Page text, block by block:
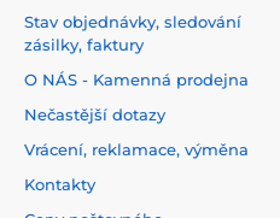
Stav objednávky, sledování
zásilky, faktury
O NÁS - Kamenná prodejna
Nečastější dotazy
Vrácení, reklamace, výměna
Kontakty